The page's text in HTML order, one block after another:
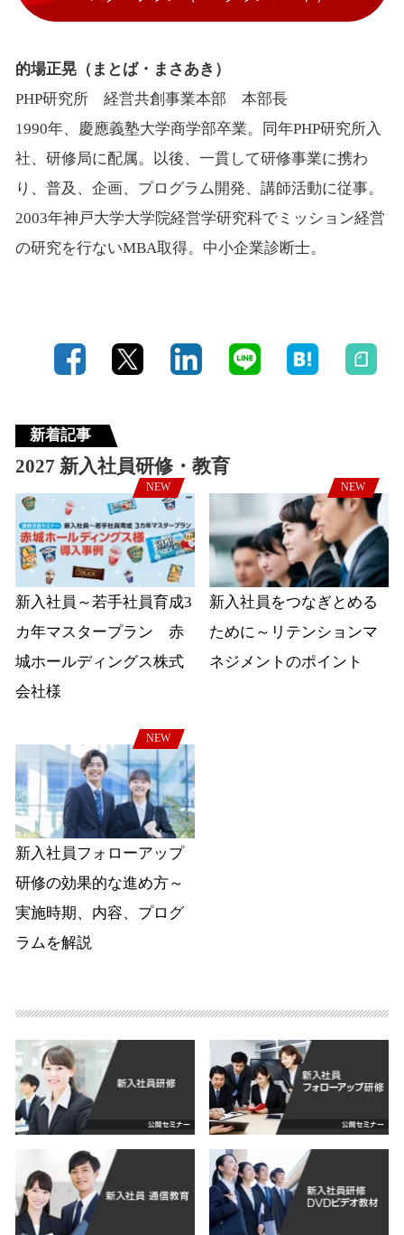
的場正晃（まとば・まさあき）
PHP研究所 経営共創事業本部 本部長
1990年、慶應義塾大学商学部卒業。同年PHP研究所入
社、研修局に配属。以後、一貫して研修事業に携わ
り、普及、企画、プログラム開発、講師活動に従事。
2003年神戸大学大学院経営学研究科でミッション経営
の研究を行ないMBA取得。中小企業診断士。
新着記事
2027 新入社員研修・教育
NEW
新入社員～若手社員育成3
カ年マスタープラン 赤
城ホールディングス株式
会社様
NEW
新入社員をつなぎとめる
ために～リテンションマ
ネジメントのポイント
NEW
新入社員フォローアップ
研修の効果的な進め方～
実施時期、内容、プログ
ラムを解説